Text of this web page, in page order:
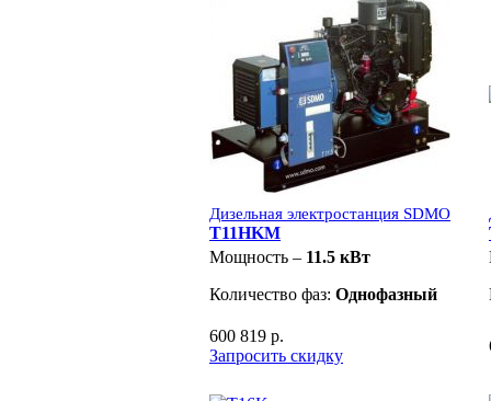
Дизельная электростанция SDMO
T11HKM
Мощность – 11.5 кВт
Количество фаз: Однофазный
600 819 р.
Запросить скидку